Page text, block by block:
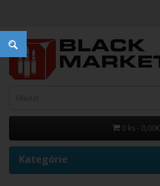
0 ks - 0,00€
Kategórie